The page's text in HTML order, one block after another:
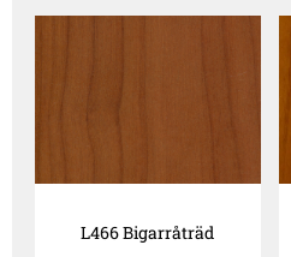
L466 Bigarråträd